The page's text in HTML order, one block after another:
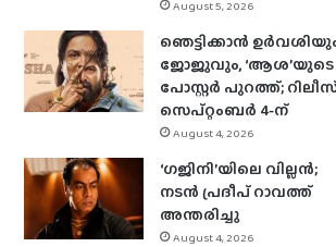
August 5, 2026
ഞെട്ടിക്കാൻ
ജോജുവും, ‘ആശ’യുടെ
പോസ്റ്റർ പുറത്ത്;
സെപ്റ്റംബർ 4-ന്
August 4, 2026
‘ഗജിനി’യിലെ വില്ലൻ;
നടൻ പ്രദീപ് റാവത്ത്
അന്തരിച്ചു
August 4, 2026